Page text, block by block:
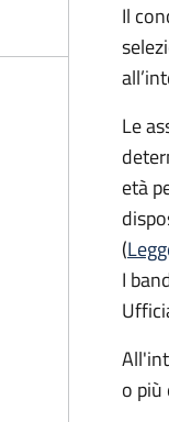
Il
Le
età
(
I
o